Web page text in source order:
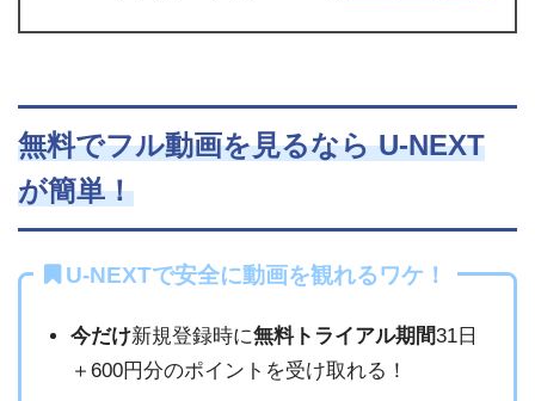
無料でフル動画を見るなら U-NEXT
が簡単！
U-NEXTで安全に動画を観れるワケ！
今だけ新規登録時に無料トライアル期間31日
＋600円分のポイントを受け取れる！